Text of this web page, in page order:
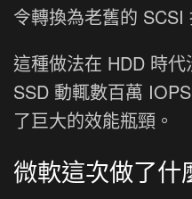
令轉換為老舊的 SCSI
這種做法在 HDD 時
SSD 動輒數百萬
了巨大的效能瓶頸。
微軟這次做了什